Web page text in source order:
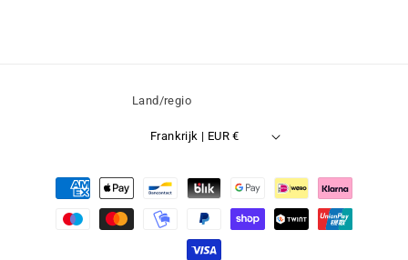
Land/regio
Frankrijk | EUR €
Betaalmethoden